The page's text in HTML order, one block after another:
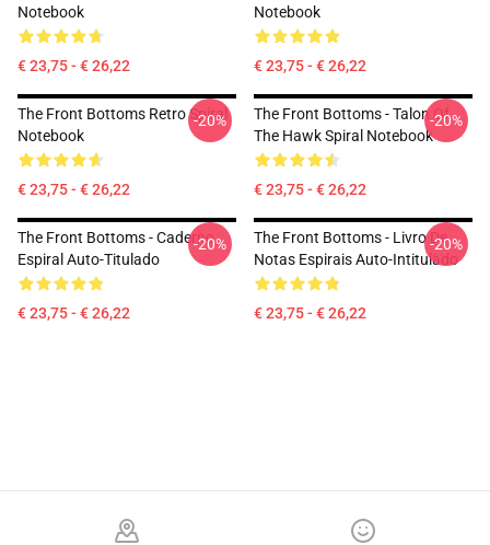
Notebook
€ 23,75 - € 26,22
Notebook
€ 23,75 - € 26,22
The Front Bottoms Retro Spiral
Notebook
€ 23,75 - € 26,22
-20%
The Front Bottoms - Talon Of
The Hawk Spiral Notebook
€ 23,75 - € 26,22
-20%
The Front Bottoms - Caderno
Espiral Auto-Titulado
€ 23,75 - € 26,22
-20%
The Front Bottoms - Livro De
Notas Espirais Auto-Intitulado
€ 23,75 - € 26,22
-20%